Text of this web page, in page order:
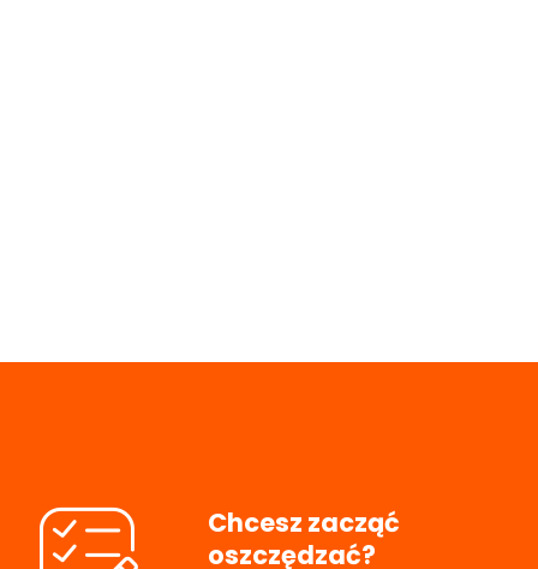
Chcesz zacząć
oszczędzać?